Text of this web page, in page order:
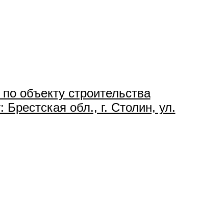
объекту строительства
обл., г. Столин, ул.